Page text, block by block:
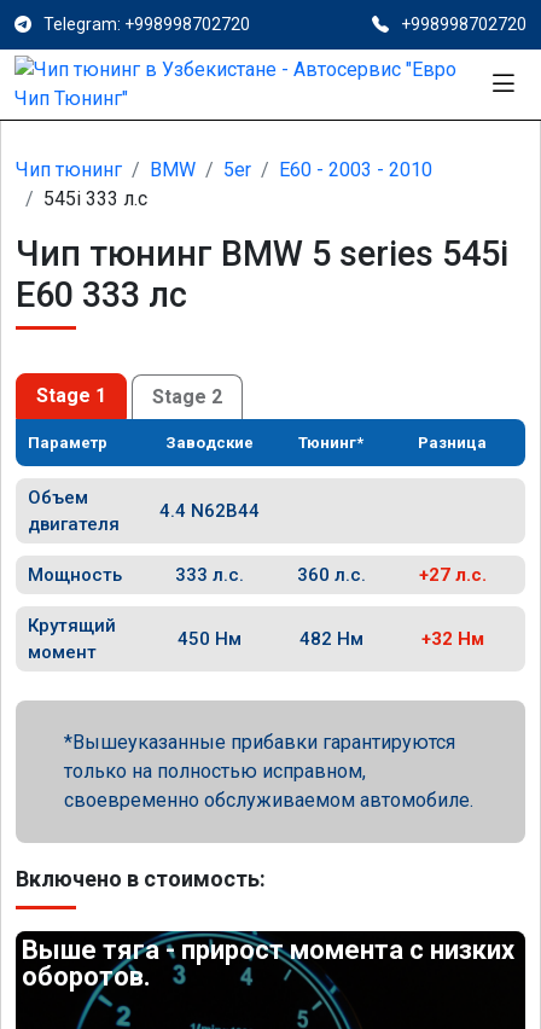
Telegram: +998998702720 +998998702720
Чип тюнинг BMW 5er
E60 - 2003 - 2010
545i 333 л.с
Чип тюнинг BMW 5 series 545i
E60 333 лс
Stage 1 Stage 2
Параметр Заводские Тюнинг* Разница
Объем
двигателя
4.4 N62B44
Мощность 333 л.с. 360 л.с. +27 л.с.
Крутящий
момент
450 Нм 482 Нм +32 Нм
Вышеуказанные прибавки гарантируются
только на полностью исправном,
своевременно обслуживаемом автомобиле.
Включено в стоимость:
Выше тяга - прирост момента с низких
оборотов.